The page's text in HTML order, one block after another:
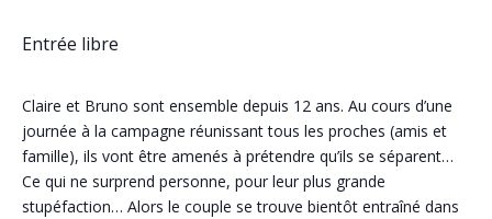
Entrée libre
Claire et Bruno sont ensemble depuis 12 ans. Au cours d’une
journée à la campagne réunissant tous les proches (amis et
famille), ils vont être amenés à prétendre qu’ils se séparent…
Ce qui ne surprend personne, pour leur plus grande
stupéfaction… Alors le couple se trouve bientôt entraîné dans